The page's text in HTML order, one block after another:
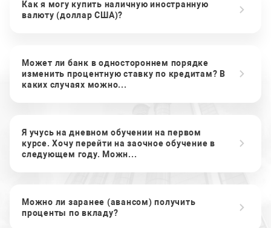
Как я могу купить наличную иностранную
валюту (доллар США)?
Может ли банк в одностороннем порядке
изменить процентную ставку по кредитам? В
каких случаях можно...
Я учусь на дневном обучении на первом
курсе. Хочу перейти на заочное обучение в
следующем году. Можн...
Можно ли заранее (авансом) получить
проценты по вкладу?